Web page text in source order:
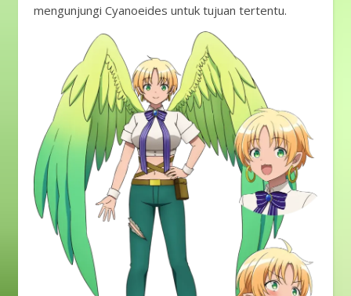
mengunjungi Cyanoeides untuk tujuan tertentu.